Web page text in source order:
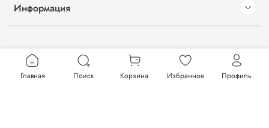
Информация
Главная Поиск Корзина Избранное Профиль